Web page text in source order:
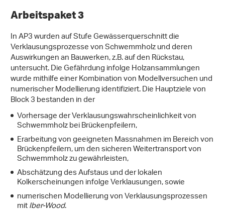
Arbeitspaket 3
In AP3 wurden auf Stufe Gewässerquerschnitt die
Verklausungsprozesse von Schwemmholz und deren
Auswirkungen an Bauwerken, z.B. auf den Rückstau,
untersucht. Die Gefährdung infolge Holzansammlungen
wurde mithilfe einer Kombination von Modellversuchen und
numerischer Modellierung identifiziert. Die Hauptziele von
Block 3 bestanden in der
Vorhersage der Verklausungswahrscheinlichkeit von
Schwemmholz bei Brückenpfeilern,
Erarbeitung von geeigneten Massnahmen im Bereich von
Brückenpfeilern, um den sicheren Weitertransport von
Schwemmholz zu gewährleisten,
Abschätzung des Aufstaus und der lokalen
Kolkerscheinungen infolge Verklausungen, sowie
numerischen Modellierung von Verklausungsprozessen
mitIber-Wood.